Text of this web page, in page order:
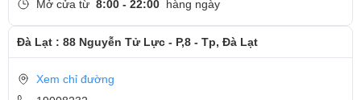
Mở cửa từ 8:00 - 22:00 hàng ngày
Đà Lạt : 88 Nguyễn Tử Lực - P,8 - Tp, Đà Lạt
Xem chỉ đường